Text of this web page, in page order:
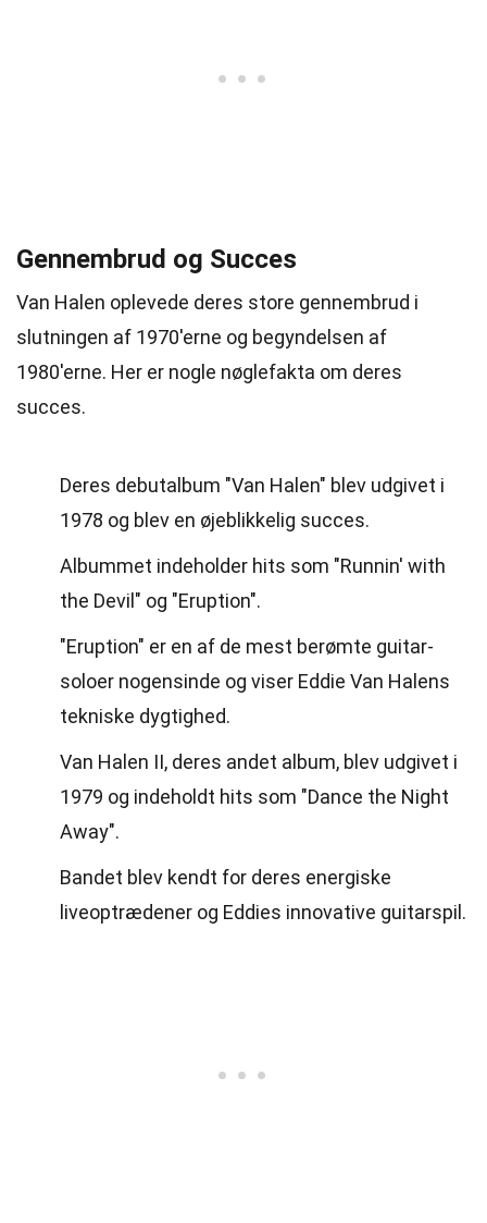
Gennembrud og Succes
Van Halen oplevede deres store gennembrud i
slutningen af 1970'erne og begyndelsen af
1980'erne. Her er nogle nøglefakta om deres
succes.
Deres debutalbum "Van Halen" blev udgivet i
1978 og blev en øjeblikkelig succes.
Albummet indeholder hits som "Runnin' with
the Devil" og "Eruption".
"Eruption" er en af de mest berømte guitar-
soloer nogensinde og viser Eddie Van Halens
tekniske dygtighed.
Van Halen II, deres andet album, blev udgivet i
1979 og indeholdt hits som "Dance the Night
Away".
Bandet blev kendt for deres energiske
liveoptrædener og Eddies innovative guitarspil.